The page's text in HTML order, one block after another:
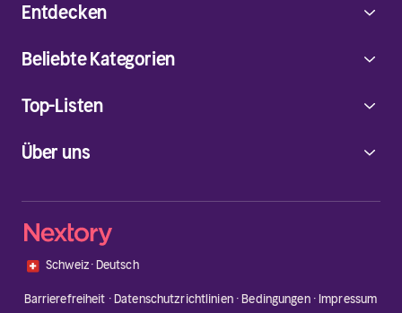
Über uns
Entdecken
Beliebte Kategorien
Top-Listen
🇨🇭 Schweiz·Deutsch
Barrierefreiheit ·Datenschutzrichtlinien·Bedingungen· Impressum